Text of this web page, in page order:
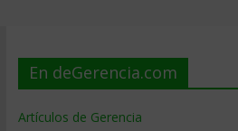
En deGerencia.com
Artículos de Gerencia